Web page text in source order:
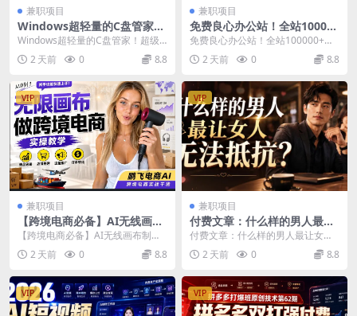
兼职项目
Windows超轻量的C盘管家！
超级有特点，支持磁盘分析及
清理提醒，2M大小体积，完
全免费C盘管家
Windows超轻量的C盘管家！超级
有特点，支持磁盘分析及清理提
醒，2M大小体积...
2 天前 0 8.8
兼职项目
免费良心办公站！全站100000
+海量PPT素材免费下载，每日
更新，分类清晰，免注册登录
下载爱PPT网
免费良心办公站！全站100000+海
量PPT素材免费下载，每日更新，
分类清晰，免...
2 天前 0 8.8
VIP
兼职项目
【跨境电商必备】AI无线画布
制作商品宣传视频，四步搞
定，无线画布工作流，操作简
单好上手
【跨境电商必备】AI无线画布制作
商品宣传视频，四步搞定，无线画
布工作流，操作简单...
2 天前 0 8.8
VIP
兼职项目
付费文章：什么样的男人最让
女人无法抵抗？
付费文章：什么样的男人最让女人
无法抵抗？ 文章介绍 你只有泡过的
女人多了，才能真...
2 天前 0 8.8
VIP VIP